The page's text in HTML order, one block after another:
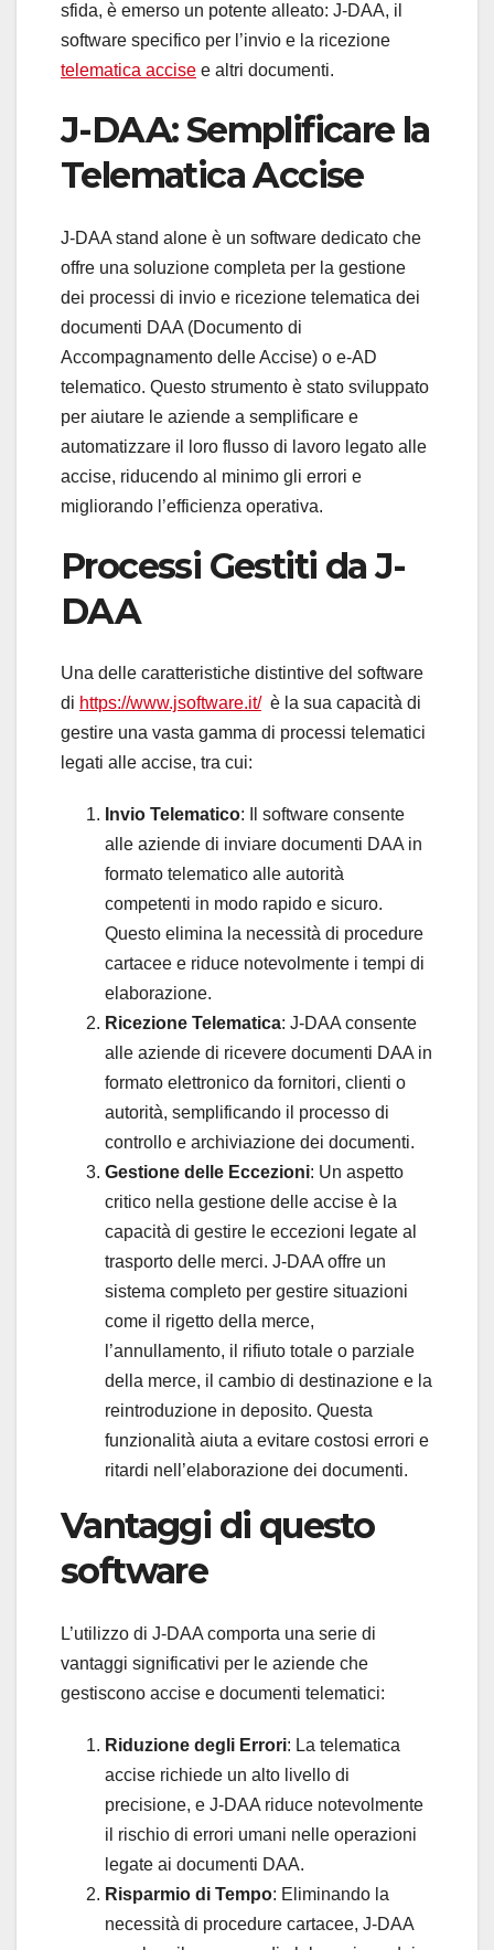
sfida, è emerso un potente alleato: J-DAA, il
software specifico per l’invio e la ricezione
telematica accise e altri documenti.
J-DAA: Semplificare la
Telematica Accise
J-DAA stand alone è un software dedicato che
offre una soluzione completa per la gestione
dei processi di invio e ricezione telematica dei
documenti DAA (Documento di
Accompagnamento delle Accise) o e-AD
telematico. Questo strumento è stato sviluppato
per aiutare le aziende a semplificare e
automatizzare il loro flusso di lavoro legato alle
accise, riducendo al minimo gli errori e
migliorando l’efficienza operativa.
Processi Gestiti da J-
DAA
Una delle caratteristiche distintive del software
di https://www.jsoftware.it/è la sua capacità di
gestire una vasta gamma di processi telematici
legati alle accise, tra cui:
Invio Telematico: Il software consente
alle aziende di inviare documenti DAA in
formato telematico alle autorità
competenti in modo rapido e sicuro.
Questo elimina la necessità di procedure
cartacee e riduce notevolmente i tempi di
elaborazione.
Ricezione Telematica: J-DAA consente
alle aziende di ricevere documenti DAA in
formato elettronico da fornitori, clienti o
autorità, semplificando il processo di
controllo e archiviazione dei documenti.
Gestione delle Eccezioni: Un aspetto
critico nella gestione delle accise è la
capacità di gestire le eccezioni legate al
trasporto delle merci. J-DAA offre un
sistema completo per gestire situazioni
come il rigetto della merce,
l’annullamento, il rifiuto totale o parziale
della merce, il cambio di destinazione e la
reintroduzione in deposito. Questa
funzionalità aiuta a evitare costosi errori e
ritardi nell’elaborazione dei documenti.
Vantaggi di questo
software
L’utilizzo di J-DAA comporta una serie di
vantaggi significativi per le aziende che
gestiscono accise e documenti telematici:
Riduzione degli Errori: La telematica
accise richiede un alto livello di
precisione, e J-DAA riduce notevolmente
il rischio di errori umani nelle operazioni
legate ai documenti DAA.
Risparmio di Tempo: Eliminando la
necessità di procedure cartacee, J-DAA